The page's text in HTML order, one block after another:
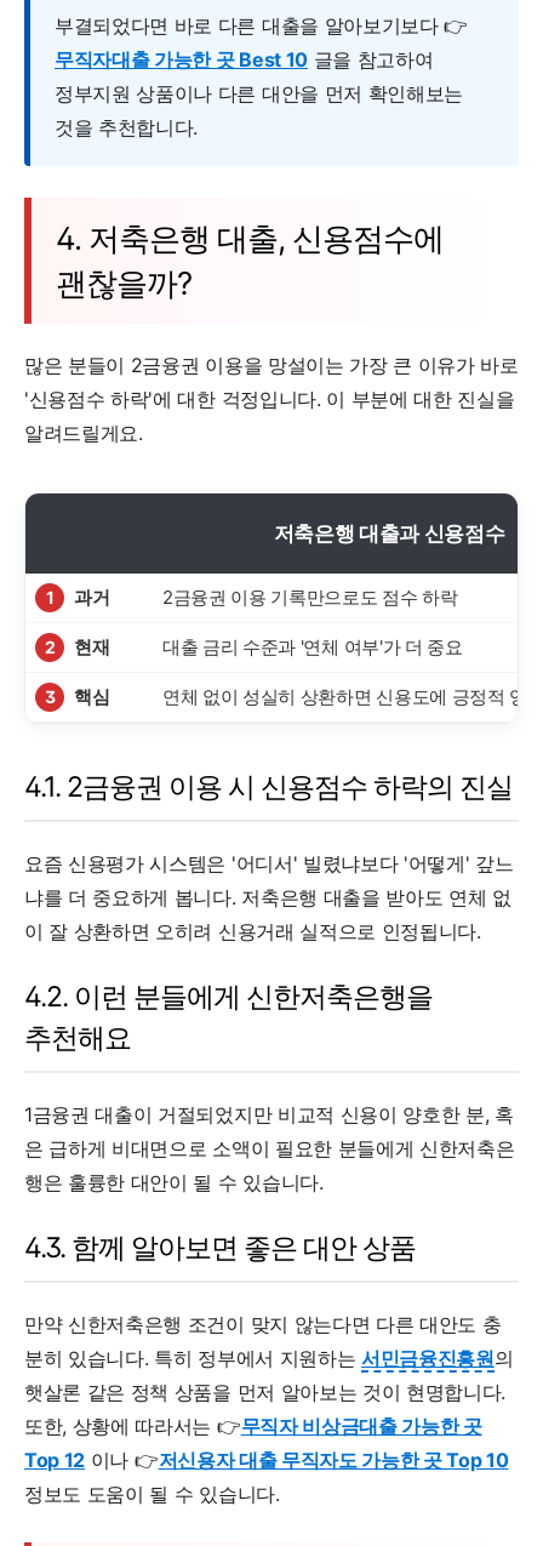
부결되었다면 바로 다른 대출을 알아보기보다 👉
무직자대출 가능한 곳 Best 10글을 참고하여
정부지원 상품이나 다른 대안을 먼저 확인해보는
것을 추천합니다.
4. 저축은행 대출, 신용점수에
괜찮을까?
많은 분들이 2금융권 이용을 망설이는 가장 큰 이유가 바로
'신용점수 하락'에 대한 걱정입니다. 이 부분에 대한 진실을
알려드릴게요.
저축은행 대출과 신용점수
1 과거 2금융권 이용 기록만으로도 점수 하락
2 현재 대출 금리 수준과 '연체 여부'가 더 중요
3 핵심 연체 없이 성실히 상환하면 신용도에 긍정적 영
4.1. 2금융권 이용 시 신용점수 하락의 진실
요즘 신용평가 시스템은 '어디서' 빌렸냐보다 '어떻게' 갚느
냐를 더 중요하게 봅니다. 저축은행 대출을 받아도 연체 없
이 잘 상환하면 오히려 신용거래 실적으로 인정됩니다.
4.2. 이런 분들에게 신한저축은행을
추천해요
1금융권 대출이 거절되었지만 비교적 신용이 양호한 분, 혹
은 급하게 비대면으로 소액이 필요한 분들에게 신한저축은
행은 훌륭한 대안이 될 수 있습니다.
4.3. 함께 알아보면 좋은 대안 상품
만약 신한저축은행 조건이 맞지 않는다면 다른 대안도 충
분히 있습니다. 특히 정부에서 지원하는 서민금융진흥원의
햇살론 같은 정책 상품을 먼저 알아보는 것이 현명합니다.
또한, 상황에 따라서는 👉무직자 비상금대출 가능한 곳
Top 12 이나 👉저신용자 대출 무직자도 가능한 곳 Top 10
정보도 도움이 될 수 있습니다.